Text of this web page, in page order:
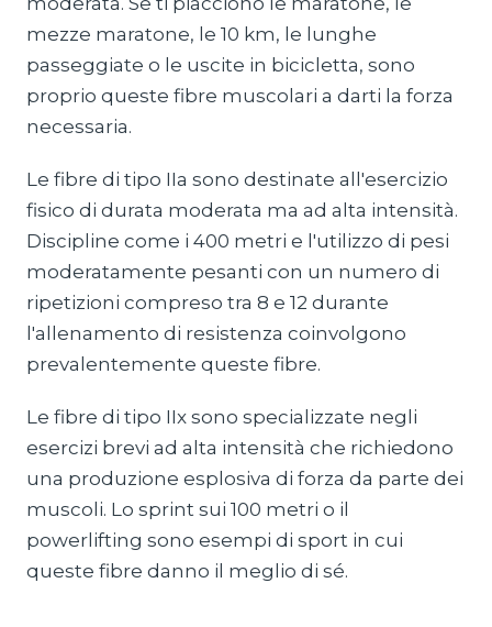
mezze maratone, le 10 km, le lunghe
passeggiate o le uscite in bicicletta, sono
proprio queste fibre muscolari a darti la forza
necessaria.
Le fibre di tipo IIa sono destinate all'esercizio
fisico di durata moderata ma ad alta intensità.
Discipline come i 400 metri e l'utilizzo di pesi
moderatamente pesanti con un numero di
ripetizioni compreso tra 8 e 12 durante
l'allenamento di resistenza coinvolgono
prevalentemente queste fibre.
Le fibre di tipo IIx sono specializzate negli
esercizi brevi ad alta intensità che richiedono
una produzione esplosiva di forza da parte dei
muscoli. Lo sprint sui 100 metri o il
powerlifting sono esempi di sport in cui
queste fibre danno il meglio di sé.